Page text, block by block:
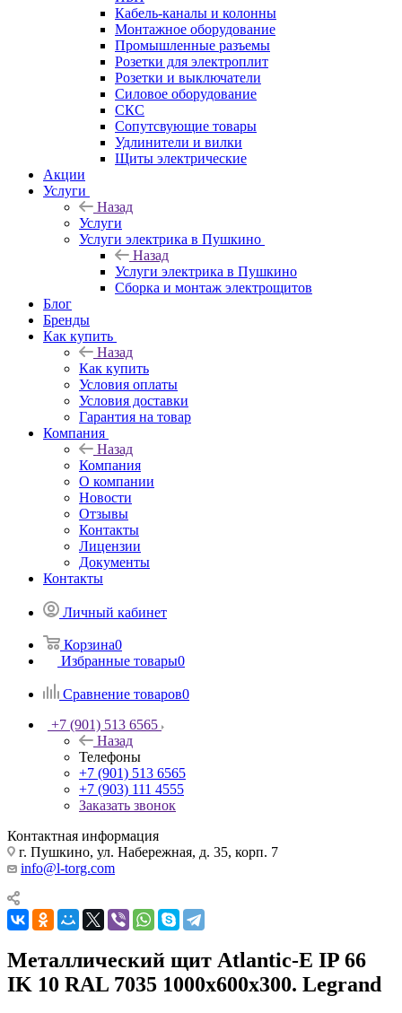
Кабель-каналы и колонны
Монтажное оборудование
Промышленные разъемы
Розетки для электроплит
Розетки и выключатели
Силовое оборудование
СКС
Сопутсвующие товары
Удлинители и вилки
Щиты электрические
Акции
Услуги
Назад
Услуги
Услуги электрика в Пушкино
Назад
Услуги электрика в Пушкино
Сборка и монтаж электрощитов
Блог
Бренды
Как купить
Назад
Как купить
Условия оплаты
Условия доставки
Гарантия на товар
Компания
Назад
Компания
О компании
Новости
Отзывы
Контакты
Лицензии
Документы
Контакты
Личный кабинет
Корзина0
Избранные товары0
Сравнение товаров0
+7 (901) 513 6565
Назад
Телефоны
+7 (901) 513 6565
+7 (903) 111 4555
Заказать звонок
Контактная информация
г. Пушкино, ул. Набережная, д. 35, корп. 7
info@l-torg.com
Металлический щит Atlantic-E IP 66
IK 10 RAL 7035 1000x600x300. Legrand